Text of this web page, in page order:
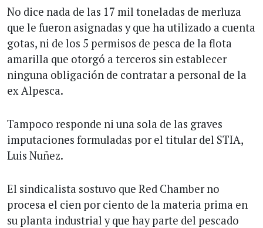
No dice nada de las 17 mil toneladas de merluza
que le fueron asignadas y que ha utilizado a cuenta
gotas, ni de los 5 permisos de pesca de la flota
amarilla que otorgó a terceros sin establecer
ninguna obligación de contratar a personal de la
ex Alpesca.
Tampoco responde ni una sola de las graves
imputaciones formuladas por el titular del STIA,
Luis Nuñez.
El sindicalista sostuvo que Red Chamber no
procesa el cien por ciento de la materia prima en
su planta industrial y que hay parte del pescado